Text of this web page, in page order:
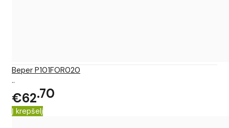
Beper P101FOR020
..
€62 70
Į krepšelį